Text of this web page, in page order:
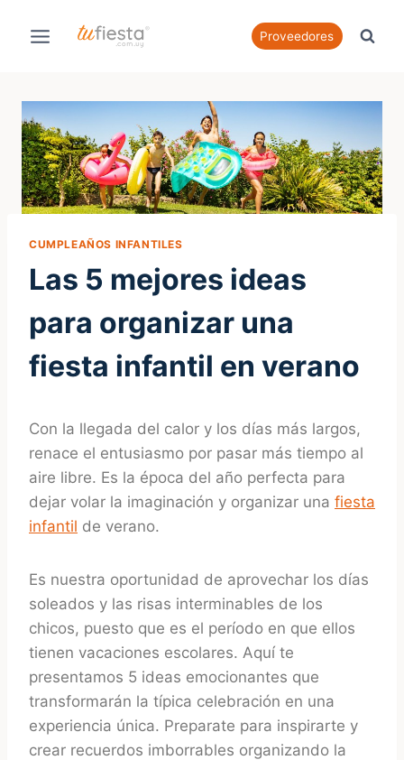
Proveedores
CUMPLEAÑOS INFANTILES
Las 5 mejores ideas
para organizar una
fiesta infantil en verano
Con la llegada del calor y los días más largos,
renace el entusiasmo por pasar más tiempo al
aire libre. Es la época del año perfecta para
dejar volar la imaginación y organizar una fiesta
infantil de verano.
Es nuestra oportunidad de aprovechar los días
soleados y las risas interminables de los
chicos, puesto que es el período en que ellos
tienen vacaciones escolares. Aquí te
presentamos 5 ideas emocionantes que
transformarán la típica celebración en una
experiencia única. Preparate para inspirarte y
crear recuerdos imborrables organizando la